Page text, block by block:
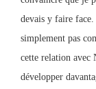
devais y faire face.
simplement pas
cette relation avec
développer